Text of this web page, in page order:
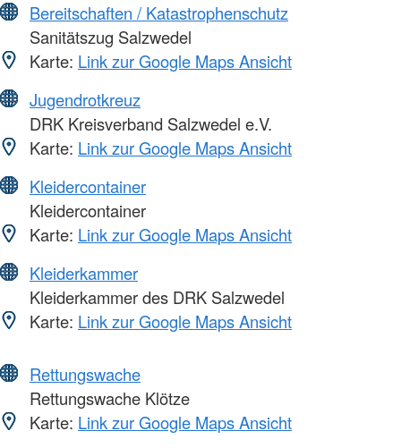
Bereitschaften / Katastrophenschutz
Sanitätszug Salzwedel
Karte: Link zur Google Maps Ansicht
Jugendrotkreuz
DRK Kreisverband Salzwedel e.V.
Karte: Link zur Google Maps Ansicht
Kleidercontainer
Kleidercontainer
Karte: Link zur Google Maps Ansicht
Kleiderkammer
Kleiderkammer des DRK Salzwedel
Karte: Link zur Google Maps Ansicht
Rettungswache
Rettungswache Klötze
Karte: Link zur Google Maps Ansicht